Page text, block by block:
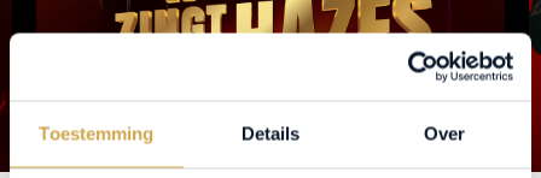
Toestemming Details Over